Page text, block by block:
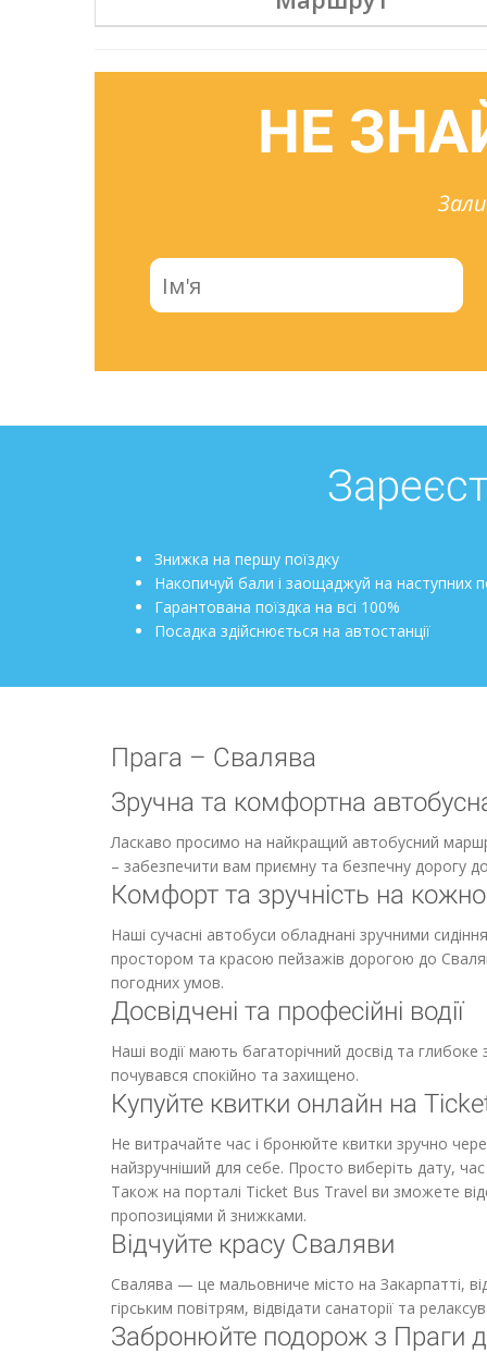
НЕ
Знижка на першу поїздку
Накопичуй бали і заощаджуй на наступних
Гарантована поїздка на всі 100%
Посадка здійснюється на автостанції
Прага – Свалява
Зручна та комфортна
Ласкаво просимо на найкращий автобусний
– забезпечити вам приємну та безпечну дорогу
Комфорт та зручність на
Наші сучасні автобуси обладнані зручними
простором та красою пейзажів дорогою до
погодних умов.
Досвідчені та професійні водії
Наші водії мають багаторічний досвід та
почувався спокійно та захищено.
Купуйте квитки онлайн на
Не витрачайте час і бронюйте квитки зручно
найзручніший для себе. Просто виберіть дату,
Також на порталі Ticket Bus Travel ви зможете
пропозиціями й знижками.
Відчуйте красу Сваляви
Свалява — це мальовниче місто на Закарпатті,
гірським повітрям, відвідати санаторії та
Забронюйте подорож з Праги